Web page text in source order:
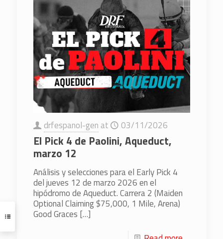
drfespanol-gen at 03/11/2026
El Pick 4 de Paolini, Aqueduct,
marzo 12
Análisis y selecciones para el Early Pick 4
del jueves 12 de marzo 2026 en el
hipódromo de Aqueduct. Carrera 2 (Maiden
Optional Claiming $75,000, 1 Mile, Arena)
Good Graces […]